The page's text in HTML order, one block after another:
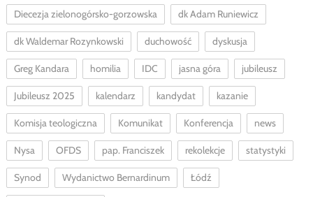
Diecezja zielonogórsko-gorzowska dk Adam Runiewicz
dk Waldemar Rozynkowski duchowość dyskusja
Greg Kandara homilia IDC jasna góra jubileusz
Jubileusz 2025 kalendarz kandydat kazanie
Komisja teologiczna Komunikat Konferencja news
Nysa OFDS pap. Franciszek rekolekcje statystyki
Synod Wydanictwo Bernardinum Łódź